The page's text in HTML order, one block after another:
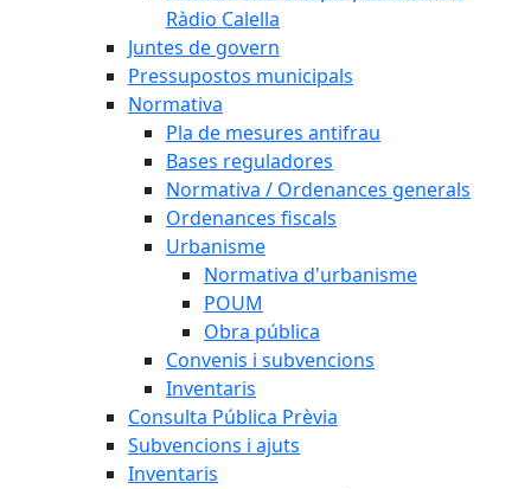
Ràdio Calella
Juntes de govern
Pressupostos municipals
Normativa
Pla de mesures antifrau
Bases reguladores
Normativa / Ordenances generals
Ordenances fiscals
Urbanisme
Normativa d'urbanisme
POUM
Obra pública
Convenis i subvencions
Inventaris
Consulta Pública Prèvia
Subvencions i ajuts
Inventaris